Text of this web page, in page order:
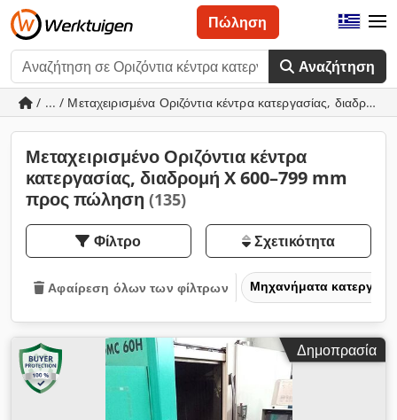
Αναζήτηση
Πώληση
/ ... / Μεταχειρισμένα Οριζόντια κέντρα κατεργασίας,
Μεταχειρισμένο Οριζόντια κέντρα
κατεργασίας, διαδρομή X 600–799 mm
προς πώληση (135)
Φίλτρο Σχετικότητα
Αφαίρεση όλων των φίλτρων Μηχανήματα
Δημοπρασία